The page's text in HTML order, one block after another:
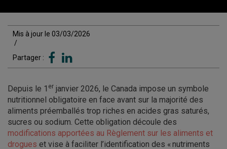
Mis à jour le 03/03/2026
/
Partager :
Depuis le 1 er janvier 2026, le Canada impose un symbole
nutritionnel obligatoire en face avant sur la majorité des
aliments préemballés trop riches en acides gras saturés,
sucres ou sodium. Cette obligation découle des
modifications apportées au Règlement sur les aliments et
drogues et vise à faciliter l’identification des « nutriments